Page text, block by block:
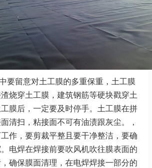
要留意对土工膜的多重保重，土工膜
烧穿土工膜，建筑钢筋等硬块戳穿土
膜后，一定要及时停手。土工膜在拼
清扫，粘接面不可有油渍跟灰尘。，
作，要剪裁平整且要干净整洁，要确
电焊在焊接前要吹风机吹往膜表面的
确保膜面清理，在电焊焊接一部分的